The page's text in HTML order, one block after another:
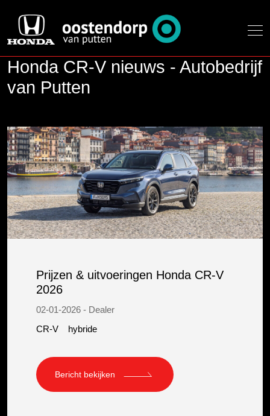
Honda CR-V nieuws - Autobedrijf
van Putten
Prijzen & uitvoeringen Honda CR-V
2026
02-01-2026 - Dealer
CR-V
hybride
Bericht bekijken